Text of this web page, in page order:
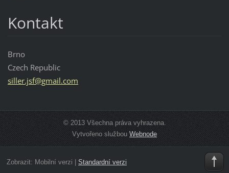
Kontakt
Brno
Czech Republic
siller.jsf@gmail.com
© 2013 Všechna práva vyhrazena.
Vytvořeno službouWebnode
Zobrazit: Mobilní verzi Standardní verzi